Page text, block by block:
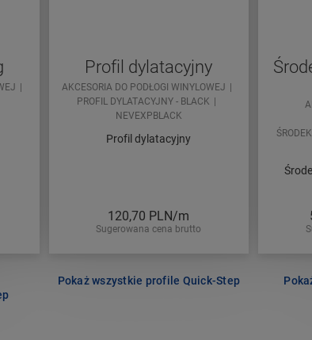
Profil dylatacyjny
AKCESORIA DO PODŁOGI WINYLOWEJ
PROFIL DYLATACYJNY - BLACK
NEVEXPBLACK
Profil dylatacyjny
120,70 PLN/m
Sugerowana cena brutto
Pokaż wszystkie profile Quick-Step